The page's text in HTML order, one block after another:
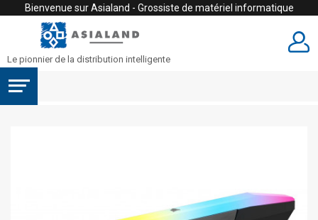
Bienvenue sur Asialand - Grossiste de matériel informatique
Le pionnier de la distribution intelligente